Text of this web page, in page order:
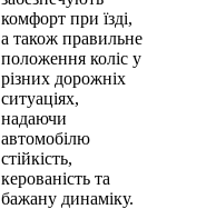
комфорт при їзді,
а також правильне
положення коліс у
різних дорожніх
ситуаціях,
надаючи
автомобілю
стійкість,
керованість та
бажану динаміку.